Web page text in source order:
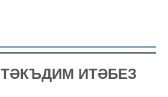
ТӘКЪДИМ ИТӘБЕЗ